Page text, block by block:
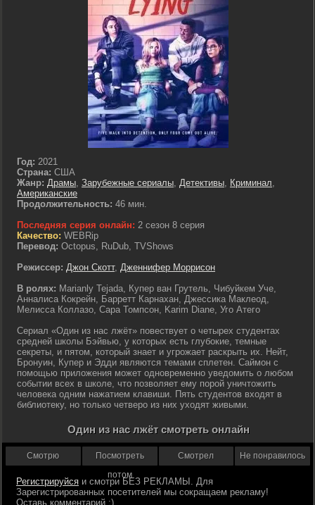
Год: 2021
Страна: США
Жанр: Драмы, Зарубежные сериалы, Детективы, Криминал,
Американские
Продолжительность: 46 мин.
Последняя серия онлайн: 2 сезон 8 серия
Качество: WEBRip
Перевод: Octopus, RuDub, TVShows
Режиссер: Джон Скотт, Дженнифер Моррисон
В ролях: Marianly Tejada, Купер ван Грутель, Чибуйкем Уче,
Анналиса Кокрейн, Барретт Карнахан, Джессика Маклеод,
Мелисса Коллазо, Сара Томпсон, Karim Diane, Уго Атего
Сериал «Один из нас лжёт» повествует о четырех студентах
средней школы Бэйвью, у которых есть глубокие, темные
секреты, и пятом, который знает и угрожает раскрыть их. Нейт,
Бронуин, Купер и Эдди являются темами сплетен. Саймон с
помощью приложения может одновременно уведомить о любом
событии всех в школе, что позволяет ему порой уничтожить
человека одним нажатием клавиши. Пять студентов входят в
библиотеку, но только четверо из них уходят живыми.
Один из нас лжёт смотреть онлайн
Смотрю
Посмотреть
потом
Смотрел Не понравилось
Регистрируйся